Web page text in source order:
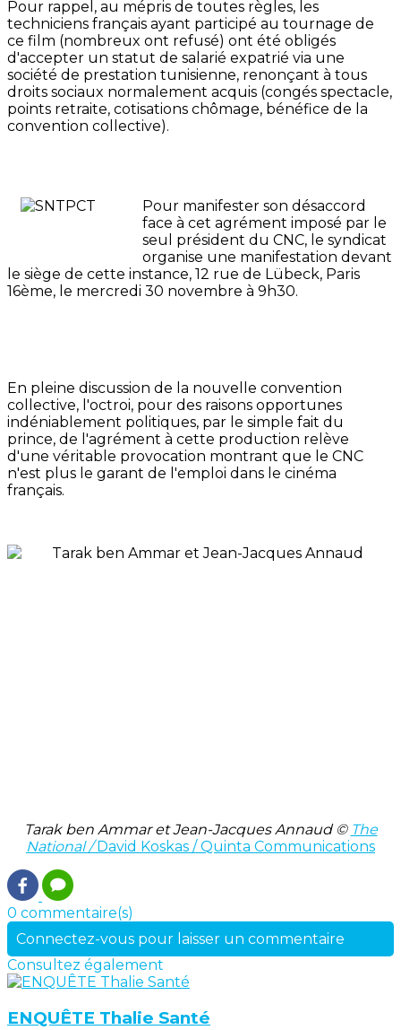
Pour rappel, au mépris de toutes règles, les
techniciens français ayant participé au tournage de
ce film (nombreux ont refusé) ont été obligés
d'accepter un statut de salarié expatrié via une
société de prestation tunisienne, renonçant à tous
droits sociaux normalement acquis (congés spectacle,
points retraite, cotisations chômage, bénéfice de la
convention collective).
Pour manifester son désaccord
face à cet agrément imposé par le
seul président du CNC, le syndicat
organise une manifestation devant
le siège de cette instance, 12 rue de Lübeck, Paris
16ème, le mercredi 30 novembre à 9h30.
En pleine discussion de la nouvelle convention
collective, l'octroi, pour des raisons opportunes
indéniablement politiques, par le simple fait du
prince, de l'agrément à cette production relève
d'une véritable provocation montrant que le CNC
n'est plus le garant de l'emploi dans le cinéma
français.
Tarak ben Ammar et Jean-Jacques Annaud© The
National /David Koskas / Quinta Communications
0 commentaire(s)
Connectez-vous pour laisser un commentaire
Consultez également
ENQUÊTE Thalie Santé